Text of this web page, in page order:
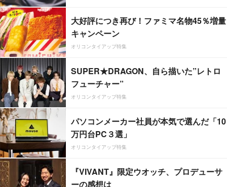
大好評につき再び！ファミマ名物45％増量
キャンペーン
オリコンタイアップ特集
SUPER★DRAGON、自ら描いた”レトロ
フューチャー”
オリコンタイアップ特集
パソコンメーカー社員が本気で選んだ「10
万円台PC３選」
オリコンタイアップ特集
『VIVANT』限定ウオッチ、プロデューサ
ーの感想は